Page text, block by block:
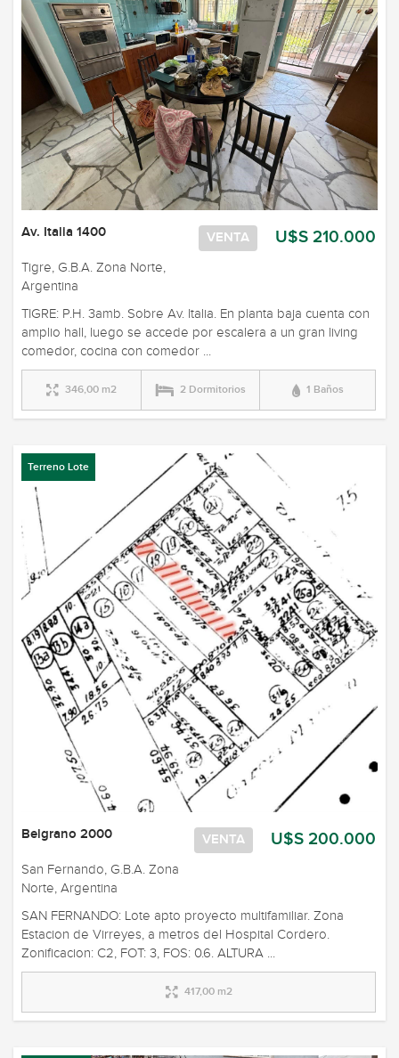
U$S 210.000
VENTA
Av. Italia 1400
Tigre, G.B.A. Zona Norte,
Argentina
TIGRE: P.H. 3amb. Sobre Av. Italia. En planta baja cuenta con
amplio hall, luego se accede por escalera a un gran living
comedor, cocina con comedor ...
346,00 m2 2 Dormitorios 1 Baños
Terreno Lote
U$S 200.000
VENTA
Belgrano 2000
San Fernando, G.B.A. Zona
Norte, Argentina
SAN FERNANDO: Lote apto proyecto multifamiliar. Zona
Estacion de Virreyes, a metros del Hospital Cordero.
Zonificacion: C2, FOT: 3, FOS: 0.6. ALTURA ...
417,00 m2